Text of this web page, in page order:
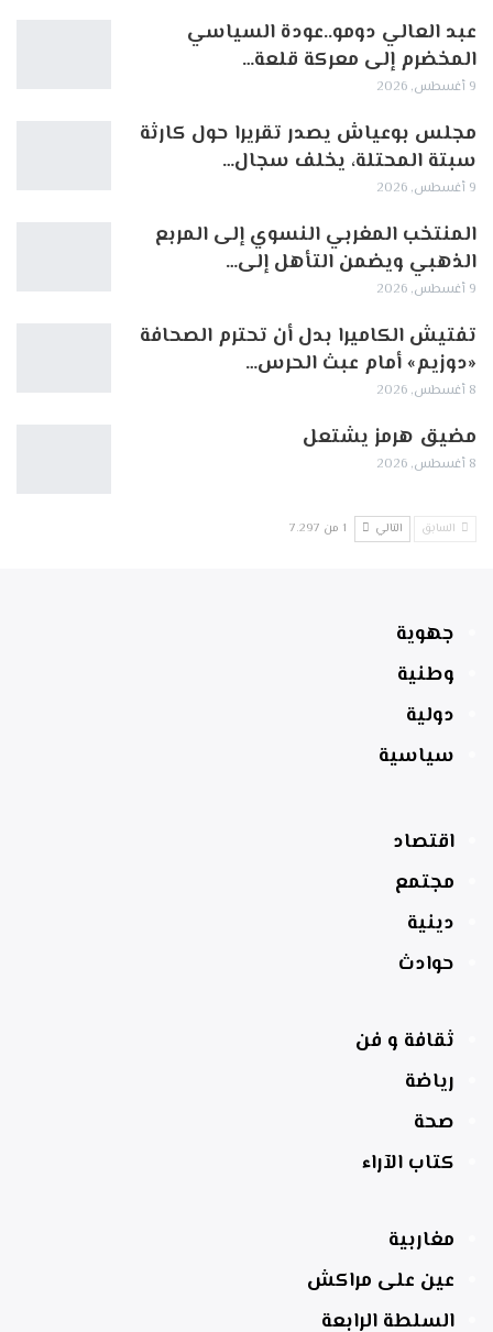
عبد العالي دومو..عودة السياسي
المخضرم إلى معركة قلعة…
9 أغسطس, 2026
مجلس بوعياش يصدر تقريرا حول كارثة
سبتة المحتلة، يخلف سجال…
9 أغسطس, 2026
المنتخب المغربي النسوي إلى المربع
الذهبي ويضمن التأهل إلى…
9 أغسطس, 2026
تفتيش الكاميرا بدل أن تحترم الصحافة
«دوزيم» أمام عبث الحرس…
8 أغسطس, 2026
مضيق هرمز يشتعل
8 أغسطس, 2026
السابق التالي 1 من 7٬297
جهوية
وطنية
دولية
سياسية
اقتصاد
مجتمع
دينية
حوادث
ثقافة و فن
رياضة
صحة
كتاب الآراء
مغاربية
عين على مراكش
السلطة الرابعة